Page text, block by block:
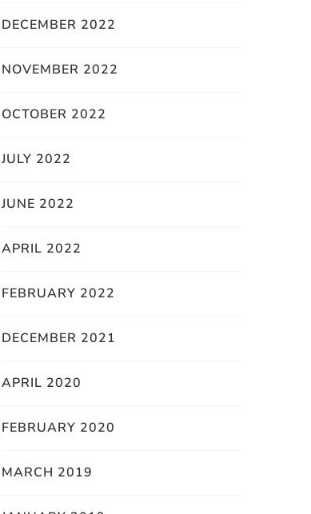
DECEMBER 2022
NOVEMBER 2022
OCTOBER 2022
JULY 2022
JUNE 2022
APRIL 2022
FEBRUARY 2022
DECEMBER 2021
APRIL 2020
FEBRUARY 2020
MARCH 2019